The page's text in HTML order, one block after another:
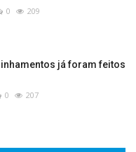
0 209
já foram feitos
0 207